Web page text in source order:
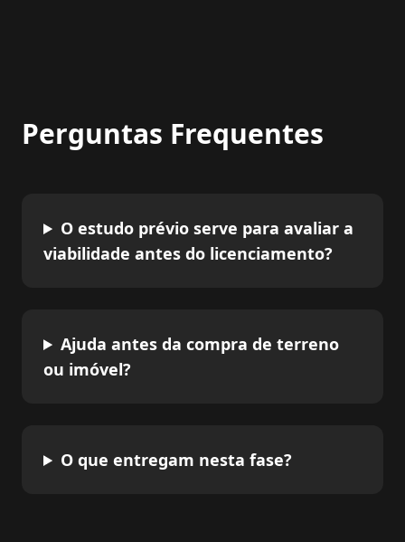
Perguntas Frequentes
O estudo prévio serve para avaliar a
viabilidade antes do licenciamento?
Ajuda antes da compra de terreno
ou imóvel?
O que entregam nesta fase?